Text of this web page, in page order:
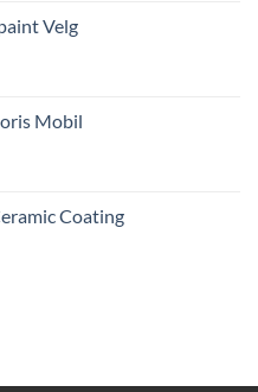
Velg
Mobil
Coating